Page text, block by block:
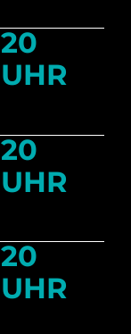
20
UHR
20
UHR
20
UHR